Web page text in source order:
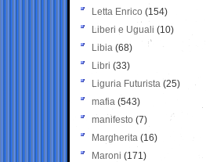
Letta Enrico (154)
Liberi e Uguali (10)
Libia (68)
Libri (33)
Liguria Futurista (25)
mafia (543)
manifesto (7)
Margherita (16)
Maroni (171)